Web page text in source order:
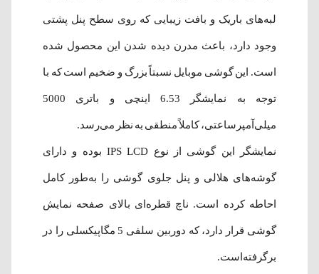
لبه‌های باریک و بافت زیبایی که روی سطح پنل پشتی
وجود دارد، باعث مدرن دیده شدن این محصول شده
است. این گوشی موبایل نسبتاً بزرگ و ضخیم است که با
توجه به نمایشگر 6.53 اینچی و باتری 5000
میلی‌آمپرساعتی، کاملاً منطقی به نظر می‌رسد.
نمایشگر این گوشی از نوع IPS LCD بوده و دارای
گوشه‌های هلالی و پنل جلوی گوشی را به‌طور کامل
احاطه کرده‌ است. ناچ قطره‌ای بالای صفحه نمایش
گوشی قرار دارد، که دوربین سلفی 5 مگاپیکسلی را در
برگرفته‌است.